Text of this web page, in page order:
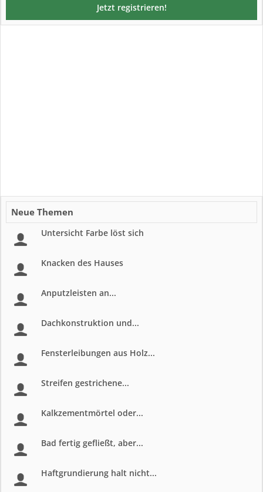
Jetzt registrieren!
Neue Themen
Untersicht Farbe löst sich
Knacken des Hauses
Anputzleisten an...
Dachkonstruktion und...
Fensterleibungen aus Holz...
Streifen gestrichene...
Kalkzementmörtel oder...
Bad fertig gefließt, aber...
Haftgrundierung halt nicht...